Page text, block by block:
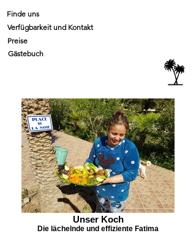
Finde uns
Verfügbarkeit und Kontakt
Preise
Gästebuch
Unser Koch
Die lächelnde und effiziente Fatima